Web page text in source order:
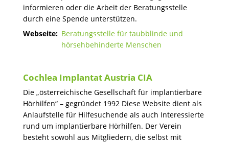
informieren oder die Arbeit der Beratungsstelle
durch eine Spende unterstützen.
Webseite: Beratungsstelle für taubblinde und
hörsehbehinderte Menschen
Cochlea Implantat Austria CIA
Die „österreichische Gesellschaft für implantierbare
Hörhilfen“ – gegründet 1992 Diese Website dient als
Anlaufstelle für Hilfesuchende als auch Interessierte
rund um implantierbare Hörhilfen. Der Verein
besteht sowohl aus Mitgliedern, die selbst mit